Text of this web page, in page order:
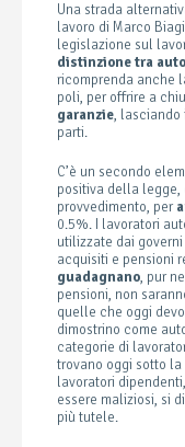
Una strada
lavoro di Marco
legislazione sul
distinzione tra
ricomprenda anche
poli, per offrire a
garanzie,
parti.
C’è un secondo
positiva della
provvedimento, per
0.5%. I lavoratori
utilizzate dai
acquisiti e pensioni
guadagnano, pur
pensioni, non
quelle che oggi
dimostrino come
categorie di
trovano oggi sotto
lavoratori
essere maliziosi, si
più tutele.